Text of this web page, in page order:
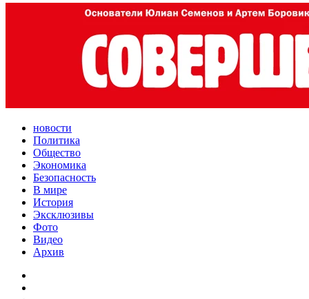
новости
Политика
Общество
Экономика
Безопасность
В мире
История
Эксклюзивы
Фото
Видео
Архив